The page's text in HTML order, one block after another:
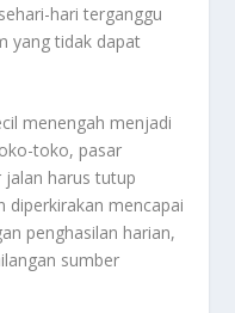
hari terganggu
yang tidak dapat
menengah menjadi
toko, pasar
jalan harus tutup
diperkirakan mencapai
penghasilan harian,
sumber